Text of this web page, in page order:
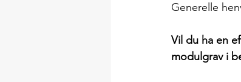
Generelle
Vil du ha en
modulgrav i